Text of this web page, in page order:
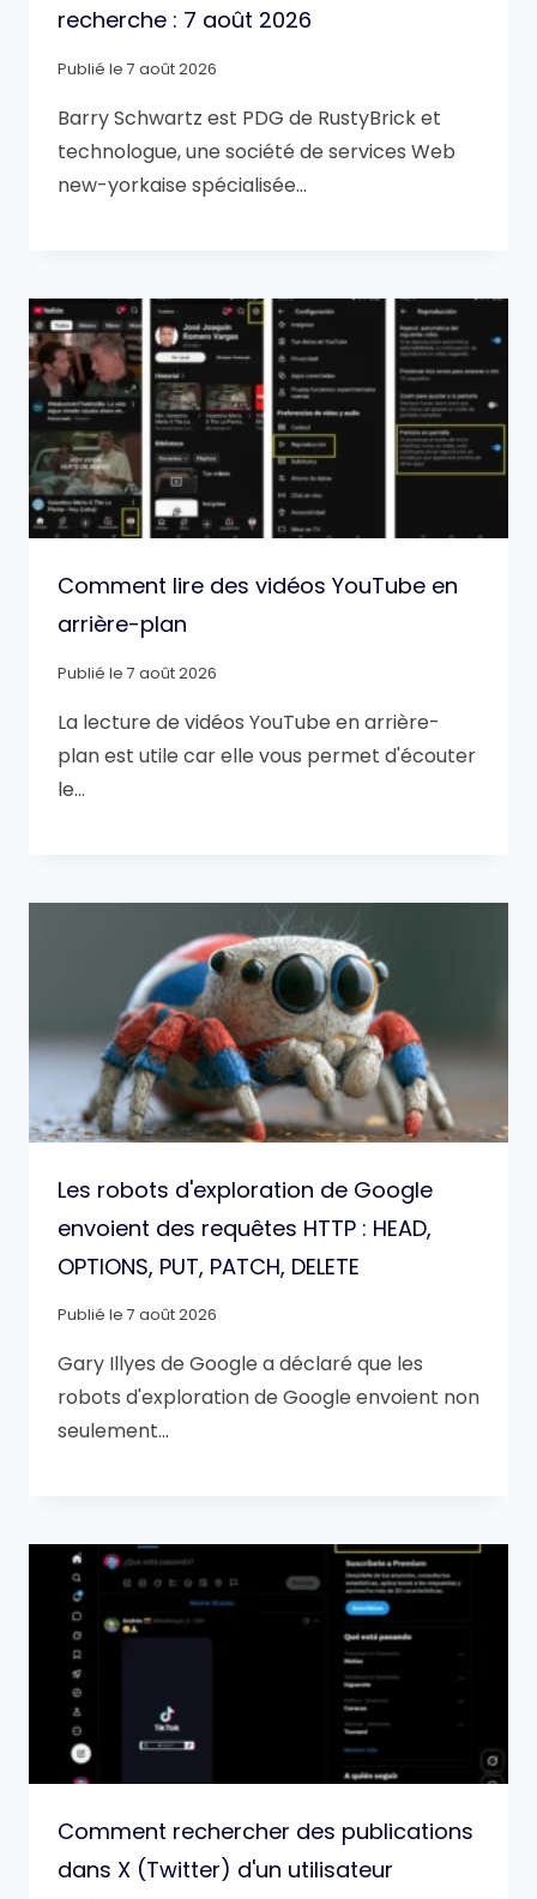
recherche : 7 août 2026
Publié le 7 août 2026
Barry Schwartz est PDG de RustyBrick et
technologue, une société de services Web
new-yorkaise spécialisée…
Comment lire des vidéos YouTube en
arrière-plan
Publié le 7 août 2026
La lecture de vidéos YouTube en arrière-
plan est utile car elle vous permet d'écouter
le…
Les robots d'exploration de Google
envoient des requêtes HTTP : HEAD,
OPTIONS, PUT, PATCH, DELETE
Publié le 7 août 2026
Gary Illyes de Google a déclaré que les
robots d'exploration de Google envoient non
seulement…
Comment rechercher des publications
dans X (Twitter) d'un utilisateur